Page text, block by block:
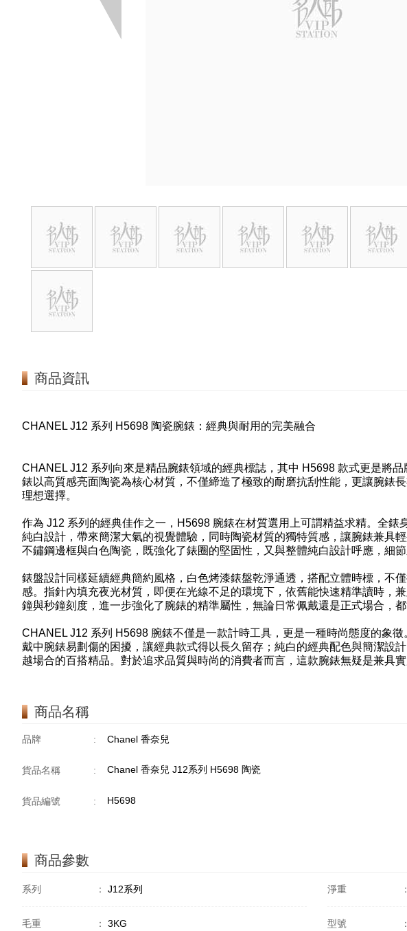
商品資訊
CHANEL J12 系列 H5698 陶瓷腕錶：經典與耐用的完美融合
CHANEL J12 系列向來是精品腕錶領域的經典標誌，其中 H5698 款式更是將
錶以高質感亮面陶瓷為核心材質，不僅締造了極致的耐磨抗刮性能，更讓腕錶
理想選擇。
作為 J12 系列的經典佳作之一，H5698 腕錶在材質選用上可謂精益求精。全錶
純白設計，帶來簡潔大氣的視覺體驗，同時陶瓷材質的獨特質感，讓腕錶兼具
不鏽鋼邊框與白色陶瓷，既強化了錶圈的堅固性，又與整體純白設計呼應，細節
錶盤設計同樣延續經典簡約風格，白色烤漆錶盤乾淨通透，搭配立體時標，不
感。指針內填充夜光材質，即便在光線不足的環境下，依舊能快速精準讀時，
鐘與秒鐘刻度，進一步強化了腕錶的精準屬性，無論日常佩戴還是正式場合，都
CHANEL J12 系列 H5698 腕錶不僅是一款計時工具，更是一種時尚態度的象
戴中腕錶易劃傷的困擾，讓經典款式得以長久留存；純白的經典配色與簡潔設
越場合的百搭精品。對於追求品質與時尚的消費者而言，這款腕錶無疑是兼具
商品名稱
品牌 : Chanel 香奈兒
貨品名稱 : Chanel 香奈兒 J12系列 H5698 陶瓷
貨品編號 : H5698
商品參數
系列 ： J12系列 淨重 ：
毛重 ： 3KG 型號 ：